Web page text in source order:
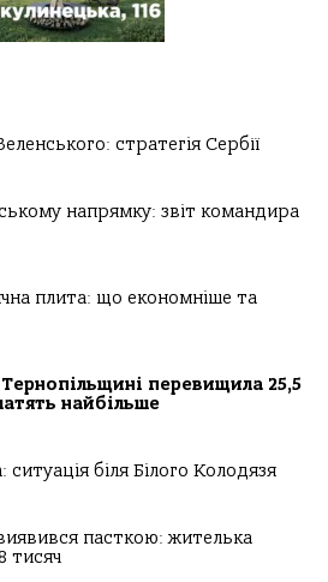
стратегія Сербії
напрямку: звіт командира
плита: що економніше та
перевищила 25,5
найбільше
ситуація біля Білого Колодязя
пасткою: жителька
тисяч